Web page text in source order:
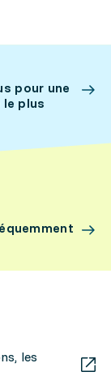
pour une
plus
les